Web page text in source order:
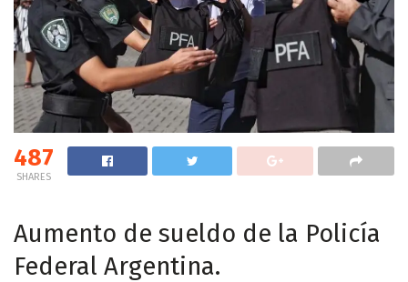
487
SHARES
Aumento de sueldo de la Policía
Federal Argentina.